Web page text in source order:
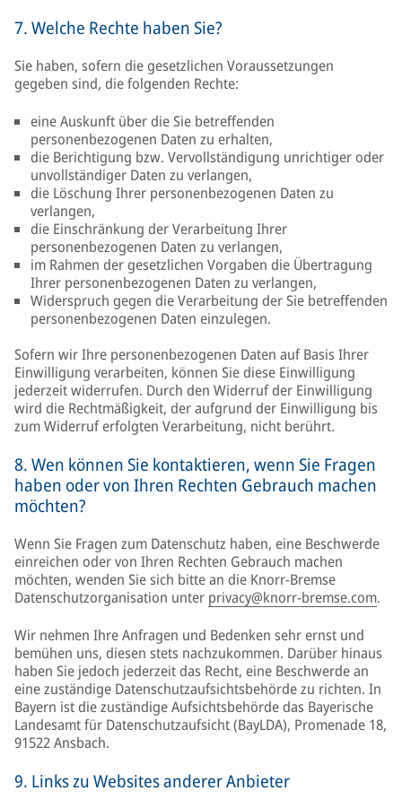
7. Welche Rechte haben Sie?
Sie haben, sofern die gesetzlichen Voraussetzungen
gegeben sind, die folgenden Rechte:
eine Auskunft über die Sie betreffenden
personenbezogenen Daten zu erhalten,
die Berichtigung bzw. Vervollständigung unrichtiger oder
unvollständiger Daten zu verlangen,
die Löschung Ihrer personenbezogenen Daten zu
verlangen,
die Einschränkung der Verarbeitung Ihrer
personenbezogenen Daten zu verlangen,
im Rahmen der gesetzlichen Vorgaben die Übertragung
Ihrer personenbezogenen Daten zu verlangen,
Widerspruch gegen die Verarbeitung der Sie betreffenden
personenbezogenen Daten einzulegen.
Sofern wir Ihre personenbezogenen Daten auf Basis Ihrer
Einwilligung verarbeiten, können Sie diese Einwilligung
jederzeit widerrufen. Durch den Widerruf der Einwilligung
wird die Rechtmäßigkeit, der aufgrund der Einwilligung bis
zum Widerruf erfolgten Verarbeitung, nicht berührt.
8. Wen können Sie kontaktieren, wenn Sie Fragen
haben oder von Ihren Rechten Gebrauch machen
möchten?
Wenn Sie Fragen zum Datenschutz haben, eine Beschwerde
einreichen oder von Ihren Rechten Gebrauch machen
möchten, wenden Sie sich bitte an die Knorr-Bremse
Datenschutzorganisation unter privacy@knorr-bremse.com.
Wir nehmen Ihre Anfragen und Bedenken sehr ernst und
bemühen uns, diesen stets nachzukommen. Darüber hinaus
haben Sie jedoch jederzeit das Recht, eine Beschwerde an
eine zuständige Datenschutzaufsichtsbehörde zu richten. In
Bayern ist die zuständige Aufsichtsbehörde das Bayerische
Landesamt für Datenschutzaufsicht (BayLDA), Promenade 18,
91522 Ansbach.
9. Links zu Websites anderer Anbieter